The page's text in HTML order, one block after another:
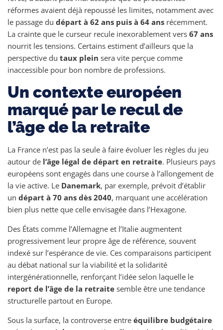
réformes avaient déjà repoussé les limites, notamment avec
le passage du départ à 62 ans puis à 64 ans récemment.
La crainte que le curseur recule inexorablement vers 67 ans
nourrit les tensions. Certains estiment d’ailleurs que la
perspective du taux plein sera vite perçue comme
inaccessible pour bon nombre de professions.
Un contexte européen
marqué par le recul de
l’âge de la retraite
La France n’est pas la seule à faire évoluer les règles du jeu
autour de l’âge légal de départ en retraite. Plusieurs pays
européens sont engagés dans une course à l’allongement de
la vie active. Le Danemark, par exemple, prévoit d’établir
un départ à 70 ans dès 2040, marquant une accélération
bien plus nette que celle envisagée dans l’Hexagone.
Des États comme l’Allemagne et l’Italie augmentent
progressivement leur propre âge de référence, souvent
indexé sur l’espérance de vie. Ces comparaisons participent
au débat national sur la viabilité et la solidarité
intergénérationnelle, renforçant l’idée selon laquelle le
report de l’âge de la retraite semble être une tendance
structurelle partout en Europe.
Sous la surface, la controverse entre équilibre budgétaire